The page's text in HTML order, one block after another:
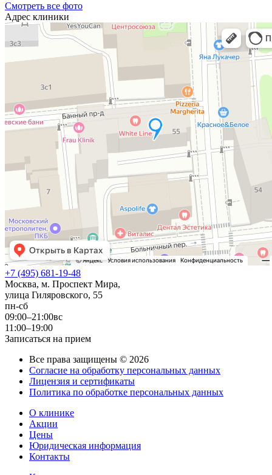
Смотреть все фото
Адрес клиники
+7 (495) 681-19-48
Москва, м. Проспект Мира,
улица Гиляровского, 55
пн-сб
09:00–21:00вс
11:00–19:00
Записаться на прием
Все права защищены © 2026
Согласие на обработку персональных данных
Лицензия и сертификаты
Политика по обработке персональных данных
О клинике
Акции
Цены
Юридическая информация
Контакты